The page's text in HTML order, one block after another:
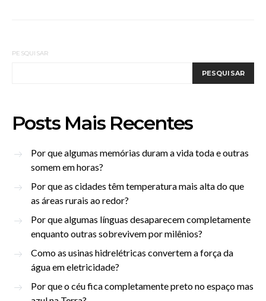
PESQUISAR
PESQUISAR
Posts Mais Recentes
Por que algumas memórias duram a vida toda e outras
somem em horas?
Por que as cidades têm temperatura mais alta do que
as áreas rurais ao redor?
Por que algumas línguas desaparecem completamente
enquanto outras sobrevivem por milênios?
Como as usinas hidrelétricas convertem a força da
água em eletricidade?
Por que o céu fica completamente preto no espaço mas